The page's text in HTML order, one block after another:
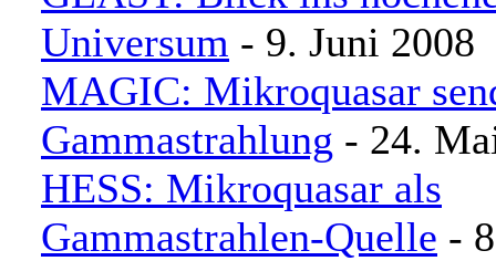
Universum - 9. Juni 2008
MAGIC: Mikroquasar
Gammastrahlung - 24.
HESS: Mikroquasar als
Gammastrahlen-Quelle -